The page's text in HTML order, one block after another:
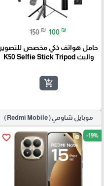
150 ₪ 100 ₪
حامل هواتف ذكي مخصص للتصوير
والبث K50 Selfie Stick Tripod
add_shopping_cart
موبايل شاومي ( Redmi Mobile )
favorite_border -19%